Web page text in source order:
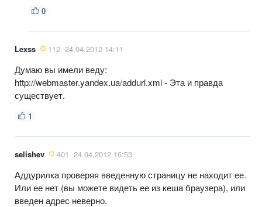
0
Lexss 112 24.04.2012 14:11
Думаю вы имели веду:
http://webmaster.yandex.ua/addurl.xml - Эта и правда
существует.
1
selishev 401 24.04.2012 16:53
Аддурилка проверяя введенную страницу не находит ее.
Или ее нет (вы можете видеть ее из кеша браузера), или
введен адрес неверно.